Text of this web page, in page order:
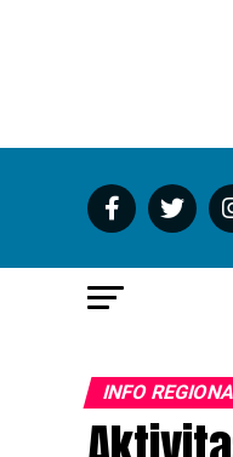
INFO